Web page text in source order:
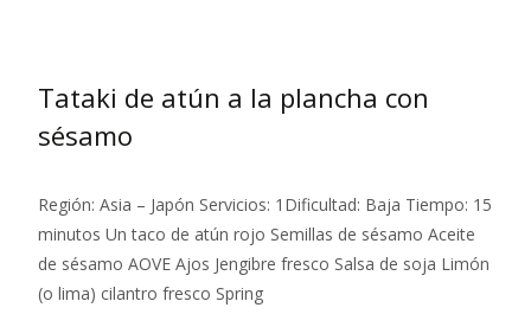
Tataki de atún a la plancha con
sésamo
Región: Asia – Japón Servicios: 1Dificultad: Baja Tiempo: 15
minutos Un taco de atún rojo Semillas de sésamo Aceite
de sésamo AOVE Ajos Jengibre fresco Salsa de soja Limón
(o lima) cilantro fresco Spring